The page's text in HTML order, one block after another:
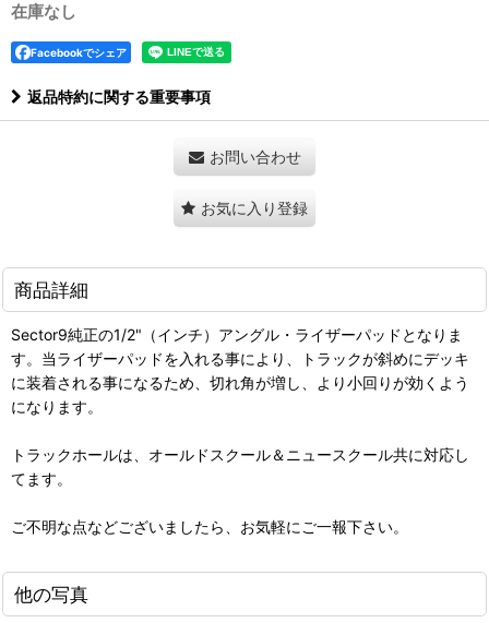
在庫なし
Facebookでシェア
返品特約に関する重要事項
お問い合わせ
お気に入り登録
商品詳細
Sector9純正の1/2"（インチ）アングル・ライザーパッドとなりま
す。当ライザーパッドを入れる事により、トラックが斜めにデッキ
に装着される事になるため、切れ角が増し、より小回りが効くよう
になります。
トラックホールは、オールドスクール＆ニュースクール共に対応し
てます。
ご不明な点などございましたら、お気軽にご一報下さい。
他の写真